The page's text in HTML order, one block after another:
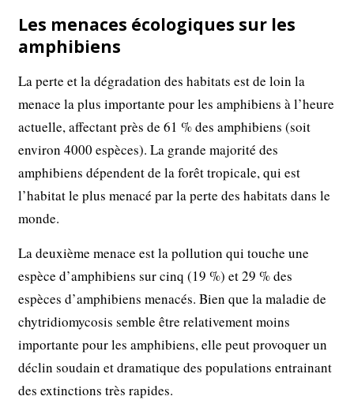
Les menaces écologiques sur les
amphibiens
La perte et la dégradation des habitats est de loin la
menace la plus importante pour les amphibiens à l’heure
actuelle, affectant près de 61 % des amphibiens (soit
environ 4000 espèces). La grande majorité des
amphibiens dépendent de la forêt tropicale, qui est
l’habitat le plus menacé par la perte des habitats dans le
monde.
La deuxième menace est la pollution qui touche une
espèce d’amphibiens sur cinq (19 %) et 29 % des
espèces d’amphibiens menacés. Bien que la maladie de
chytridiomycosis semble être relativement moins
importante pour les amphibiens, elle peut provoquer un
déclin soudain et dramatique des populations entrainant
des extinctions très rapides.